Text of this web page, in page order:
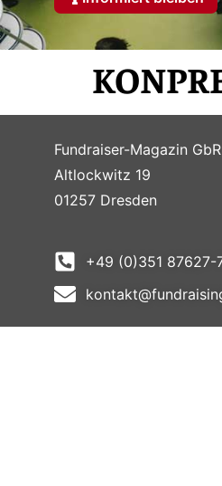
Fundraiser-Magazin GbR
Altlockwitz 19
01257 Dresden
+49 (0)351 87627-